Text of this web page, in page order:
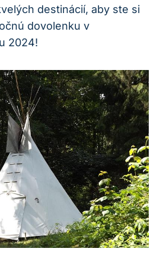
destinácií, aby ste si
dovolenku v
2024!